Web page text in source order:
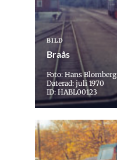
BILD
Braås
Foto: Hans Blomberg
Daterad: juli 1970
ID: HABL00123